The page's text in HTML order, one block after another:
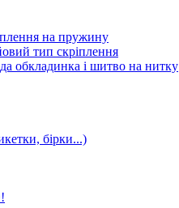
на пружину
тип скріплення
обкладинка і шитво на нитку
бірки...)